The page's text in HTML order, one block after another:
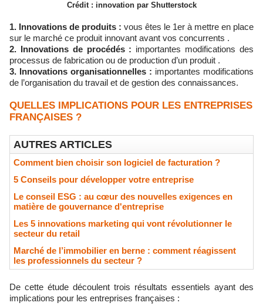
Crédit : innovation par Shutterstock
1. Innovations de produits : vous êtes le 1er à mettre en place
sur le marché ce produit innovant avant vos concurrents .
2. Innovations de procédés : importantes modifications des
processus de fabrication ou de production d’un produit .
3. Innovations organisationnelles : importantes modifications
de l’organisation du travail et de gestion des connaissances.
QUELLES IMPLICATIONS POUR LES ENTREPRISES
FRANÇAISES ?
AUTRES ARTICLES
Comment bien choisir son logiciel de facturation ?
5 Conseils pour développer votre entreprise
Le conseil ESG : au cœur des nouvelles exigences en
matière de gouvernance d'entreprise
Les 5 innovations marketing qui vont révolutionner le
secteur du retail
Marché de l’immobilier en berne : comment réagissent
les professionnels du secteur ?
De cette étude découlent trois résultats essentiels ayant des
implications pour les entreprises françaises :